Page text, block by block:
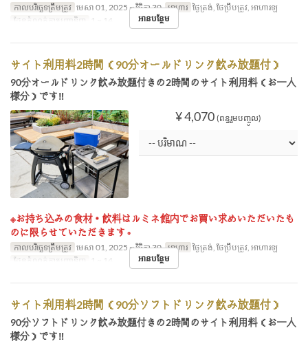
កាលបរិច្ឆេទត្រឹមត្រូវ មេសា 01, 2025 ~ វិច្ឆិកា 30 អាហារ ថ្ងៃត្រង់, ថែប្រឹបត្រូវ, អាហារឡ
ដែនកំណត់ការបញ្ជាទិញ
1 ~ 14 អានបន្ថែម
サイト利用料2時間（90分オールドリンク飲み放題付）
90分オールドリンク飲み放題付きの2時間のサイト利用料（お一人
様分）です‼
¥ 4,070 (ពន្ធរួមបញ្ចូល)
※お持ち込みの食材・飲料はルミネ館内でお買い求めいただいたも
のに限らせていただきます。
កាលបរិច្ឆេទត្រឹមត្រូវ មេសា 01, 2025 ~ វិច្ឆិកា 30 អាហារ ថ្ងៃត្រង់, ថែប្រឹបត្រូវ, អាហារឡ
ដែនកំណត់ការបញ្ជាទិញ
1 ~ 14 អានបន្ថែម
サイト利用料2時間（90分ソフトドリンク飲み放題付）
90分ソフトドリンク飲み放題付きの2時間のサイト利用料（お一人
様分）です‼